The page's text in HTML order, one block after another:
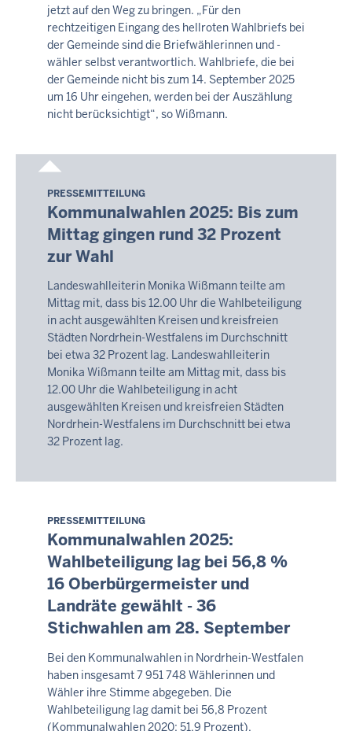
jetzt auf den Weg zu bringen. „Für den
rechtzeitigen Eingang des hellroten Wahlbriefs bei
der Gemeinde sind die Briefwählerinnen und -
wähler selbst verantwortlich. Wahlbriefe, die bei
der Gemeinde nicht bis zum 14. September 2025
um 16 Uhr eingehen, werden bei der Auszählung
nicht berücksichtigt“, so Wißmann.
Samstag,
8.
August
2026
08:25
PRESSEMITTEILUNG
Kommunalwahlen 2025: Bis zum
Mittag gingen rund 32 Prozent
zur Wahl
Landeswahlleiterin Monika Wißmann teilte am
Mittag mit, dass bis 12.00 Uhr die Wahlbeteiligung
in acht ausgewählten Kreisen und kreisfreien
Städten Nordrhein-Westfalens im Durchschnitt
bei etwa 32 Prozent lag. Landeswahlleiterin
Monika Wißmann teilte am Mittag mit, dass bis
12.00 Uhr die Wahlbeteiligung in acht
ausgewählten Kreisen und kreisfreien Städten
Nordrhein-Westfalens im Durchschnitt bei etwa
32 Prozent lag.
Samstag,
8.
August
2026
-
08:25
PRESSEMITTEILUNG
Kommunalwahlen 2025:
Wahlbeteiligung lag bei 56,8 %
16 Oberbürgermeister und
Landräte gewählt - 36
Stichwahlen am 28. September
Bei den Kommunalwahlen in Nordrhein-Westfalen
haben insgesamt 7 951 748 Wählerinnen und
Wähler ihre Stimme abgegeben. Die
Wahlbeteiligung lag damit bei 56,8 Prozent
(Kommunalwahlen 2020: 51,9 Prozent).